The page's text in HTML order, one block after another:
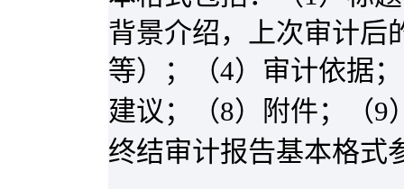
背景介绍，上次审计后
等）；（4）审计依据
建议；（8）附件；（9
终结审计报告基本格式